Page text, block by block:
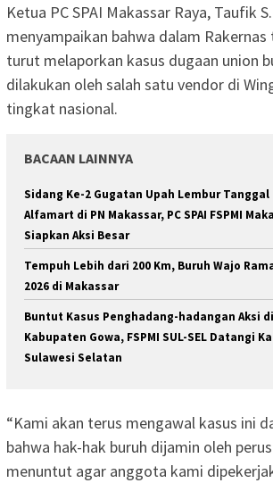
Ketua PC SPAI Makassar Raya, Taufik
menyampaikan bahwa dalam
turut melaporkan kasus dugaan union
dilakukan oleh salah satu vendor di
tingkat nasional.
BACAAN LAINNYA
Sidang Ke-2 Gugatan Upah Lembur Tanggal
Alfamart di PN Makassar, PC SPAI FSPMI
Siapkan Aksi Besar
Tempuh Lebih dari 200 Km, Buruh Wajo
2026 di Makassar
Buntut Kasus Penghadang-hadangan Aksi
Kabupaten Gowa, FSPMI SUL-SEL Datangi
Sulawesi Selatan
“Kami akan terus mengawal kasus ini
bahwa hak-hak buruh dijamin oleh
menuntut agar anggota kami